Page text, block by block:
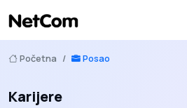
Početna Posao
Karijere